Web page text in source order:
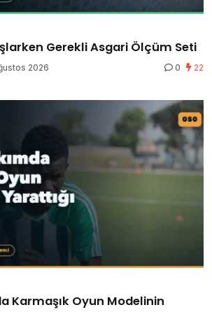
Gerekli Asgari Ölçüm Seti
2026 0 22
Karmaşık Oyun Modelinin